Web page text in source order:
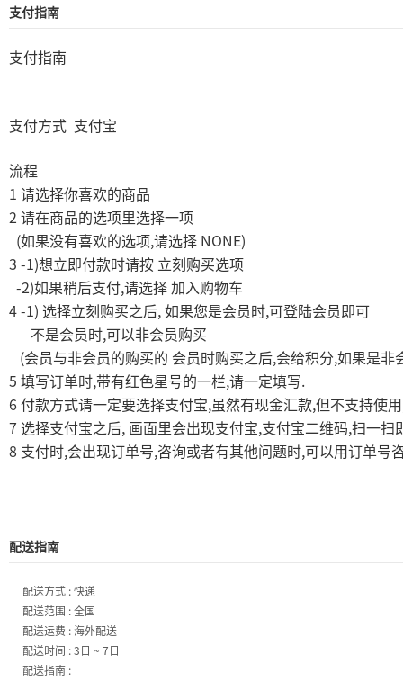
支付指南
支付指南
支付方式 支付宝
流程
1 请选择你喜欢的商品
2 请在商品的选项里选择一项
(如果没有喜欢的选项,请选择 NONE)
3 -1)想立即付款时请按 立刻购买选项
-2)如果稍后支付,请选择 加入购物车
4 -1) 选择立刻购买之后, 如果您是会员时,可登陆会员即可
不是会员时,可以非会员购买
(会员与非会员的购买的 会员时购买之后,会给积分,如果是非
5 填写订单时,带有红色星号的一栏,请一定填写.
6 付款方式请一定要选择支付宝,虽然有现金汇款,但不支持使用
7 选择支付宝之后, 画面里会出现支付宝,支付宝二维码,扫一扫
8 支付时,会出现订单号,咨询或者有其他问题时,可以用订单号
配送指南
配送方式 : 快递
配送范围 : 全国
配送运费 : 海外配送
配送时间 : 3日 ~ 7日
配送指南 :